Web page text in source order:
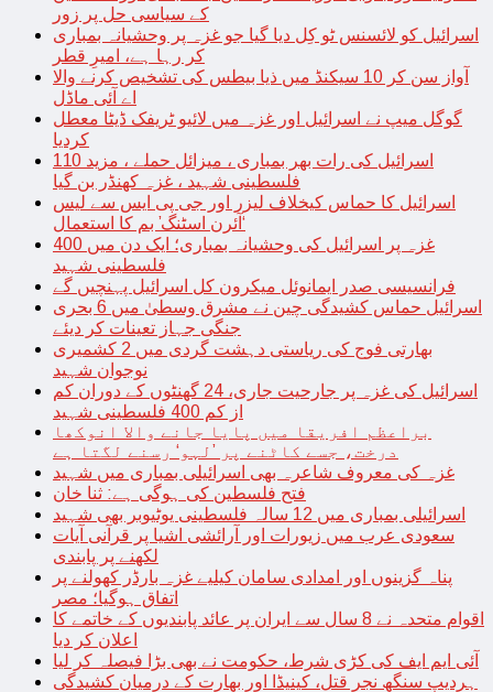
کے سیاسی حل پر زور
اسرائیل کو لائسنس ٹو کِل دیا گیا جو غزہ پر وحشیانہ بمباری
کر رہا ہے، امیرِ قطر
آواز سن کر 10 سیکنڈ میں ذیا بیطس کی تشخیص کرنے والا
اے آئی ماڈل
گوگل میپ نے اسرائیل اور غزہ میں لائیو ٹریفک ڈیٹا معطل
کردیا
اسرائیل کی رات بھر بمباری ، میزائل حملے ، مزید 110
فلسطینی شہید ، غزہ کھنڈر بن گیا
اسرائیل کا حماس کیخلاف لیزر اور جی پی ایس سے لیس
‘آئرن اسٹنگ’ بم کا استعمال
غزہ پر اسرائیل کی وحشیانہ بمباری؛ ایک دن میں 400
فلسطینی شہید
فرانسیسی صدر ایمانوئل میکرون کل اسرائیل پہنچیں گے
اسرائیل حماس کشیدگی چین نے مشرق وسطیٰ میں 6 بحری
جنگی جہاز تعینات کر دیئے
بھارتی فوج کی ریاستی دہشت گردی میں 2 کشمیری
نوجوان شہید
اسرائیل کی غزہ پر جارحیت جاری، 24 گھنٹوں کے دوران کم
از کم 400 فلسطینی شہید
براعظم افریقا میں پایا جانے والا انوکھا
درخت، جسے کاٹنے پر ’لہو‘ رسنے لگتا ہے
غزہ کی معروف شاعرہ بھی اسرائیلی بمباری میں شہید
فتح فلسطین کی ہوگی ہے: ثنا خان
اسرائیلی بمباری میں 12 سالہ فلسطینی یوٹیوبر بھی شہید
سعودی عرب میں زیورات اور آرائشی اشیا پر قرآنی آیات
لکھنے پر پابندی
پناہ گزینوں اور امدادی سامان کیلیے غزہ بارڈر کھولنے پر
اتفاق ہوگیا؛ مصر
اقوام متحدہ نے 8 سال سے ایران پر عائد پابندیوں کے خاتمے کا
اعلان کر دیا
آئی ایم ایف کی کڑی شرط، حکومت نے بھی بڑا فیصلہ کر لیا
ہردیپ سنگھ نجر قتل، کینیڈا اور بھارت کے درمیان کشیدگی